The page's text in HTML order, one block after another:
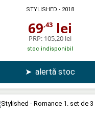
STYLISHED - 2018
69,43 lei
PRP: 105,20 lei
stoc indisponibil
➤ alertă stoc